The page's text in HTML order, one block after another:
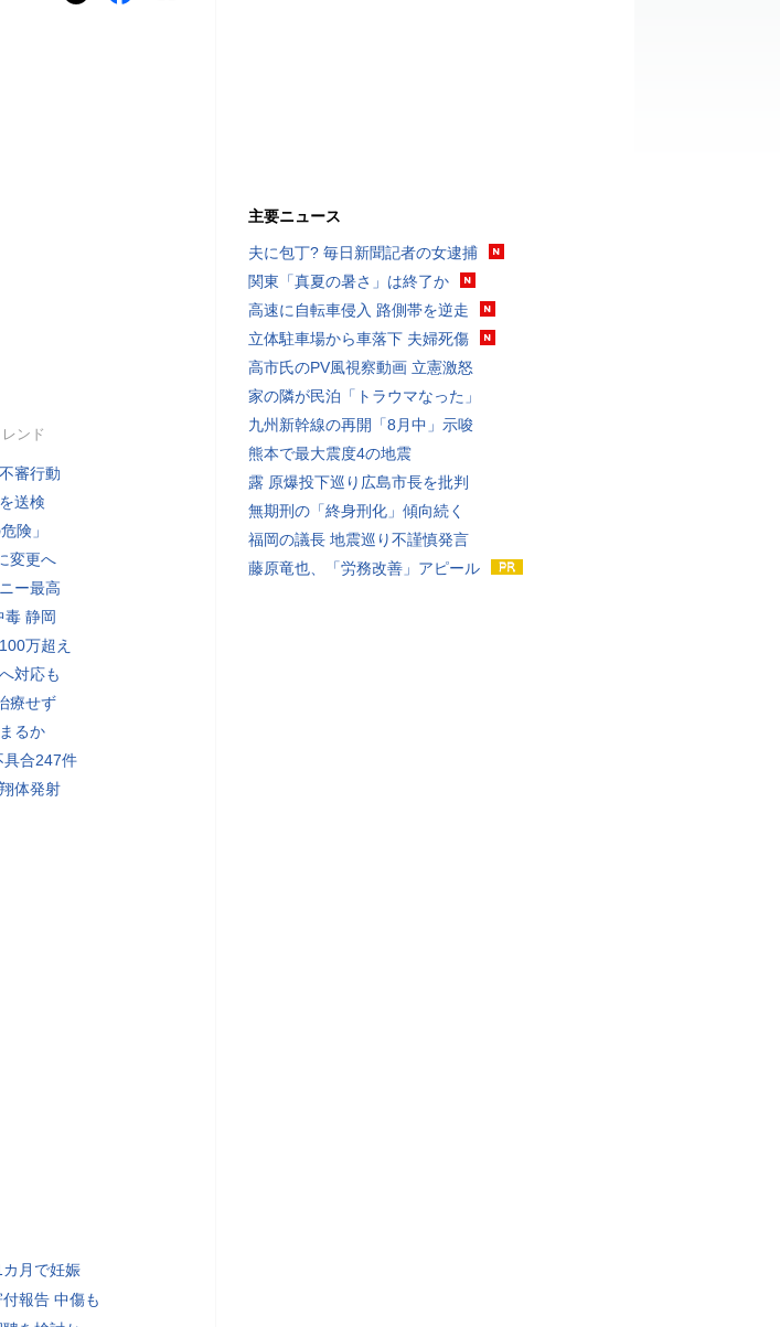
レンド
審行動
送検
険」
変更へ
ー最高
毒 静岡
万超え
対応も
療せず
るか
具合247件
体発射
月で妊娠
報告 中傷も
主要ニュース
夫に包丁? 毎日新聞記者の女逮捕
関東「真夏の暑さ」は終了か
高速に自転車侵入 路側帯を逆走
立体駐車場から車落下 夫婦死傷
高市氏のPV風視察動画 立憲激怒
家の隣が民泊「トラウマなった」
九州新幹線の再開「8月中」示唆
熊本で最大震度4の地震
露 原爆投下巡り広島市長を批判
無期刑の「終身刑化」傾向続く
福岡の議長 地震巡り不謹慎発言
藤原竜也、「労務改善」アピール